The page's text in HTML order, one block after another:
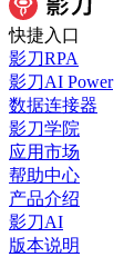
快捷入口
影刀RPA
影刀AI Power
数据连接器
影刀学院
应用市场
帮助中心
产品介绍
影刀AI
版本说明